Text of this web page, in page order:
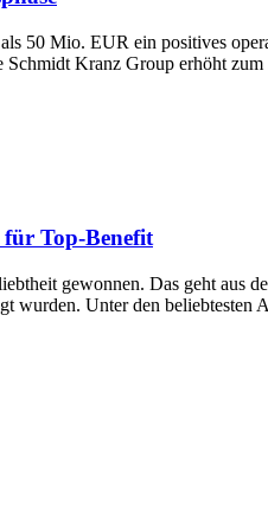
50 Mio. EUR ein positives
Kranz Group erhöht
Top-Benefit
gewonnen. Das geht aus
Unter den beliebtesten